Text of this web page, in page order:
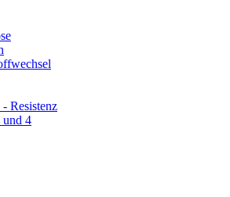
Resistenz
4